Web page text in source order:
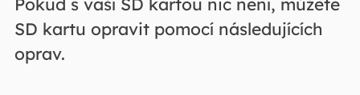
SD kartu opravit pomocí následujících
oprav.